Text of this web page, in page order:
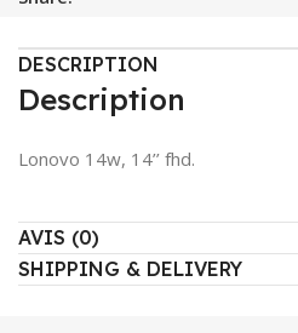
DESCRIPTION
Description
Lonovo 14w, 14’’ fhd.
AVIS (0)
SHIPPING & DELIVERY